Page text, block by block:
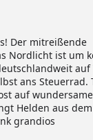
Der mitreißende
Nordlicht ist um
auf
ans Steuerrad.
auf wundersame
Helden aus dem
grandios